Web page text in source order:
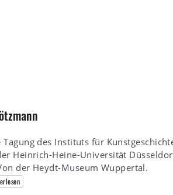
Tagung des Instituts für
Heinrich-Heine-Universität
der Heydt-Museum Wuppertal.